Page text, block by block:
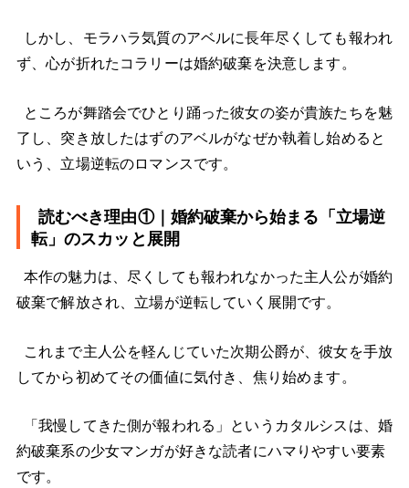
しかし、モラハラ気質のアベルに長年尽くしても報われ
ず、心が折れたコラリーは婚約破棄を決意します。
ところが舞踏会でひとり踊った彼女の姿が貴族たちを魅
了し、突き放したはずのアベルがなぜか執着し始めると
いう、立場逆転のロマンスです。
読むべき理由①｜婚約破棄から始まる「立場逆
転」のスカッと展開
本作の魅力は、尽くしても報われなかった主人公が婚約
破棄で解放され、立場が逆転していく展開です。
これまで主人公を軽んじていた次期公爵が、彼女を手放
してから初めてその価値に気付き、焦り始めます。
「我慢してきた側が報われる」というカタルシスは、婚
約破棄系の少女マンガが好きな読者にハマりやすい要素
です。